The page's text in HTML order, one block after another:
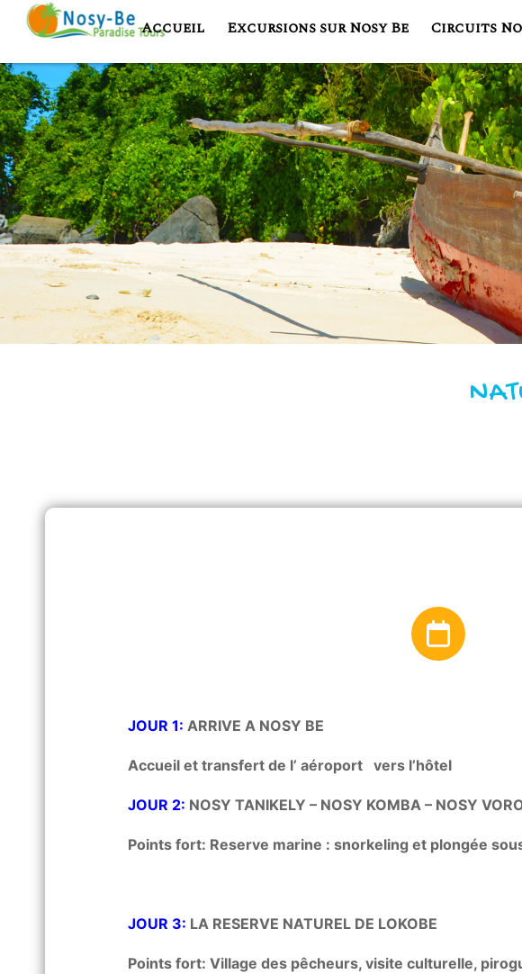
Accueil Excursions sur Nosy Be Circuits
JOUR 1: ARRIVE A NOSY BE
Accueil et transfert de l’ aéroport vers l’hôtel
JOUR 2: NOSY TANIKELY – NOSY KOMBA – NOSY
Points fort: Reserve marine : snorkeling et plongée
JOUR 3: LA RESERVE NATUREL DE LOKOBE
Points fort: Village des pêcheurs, visite culturelle,